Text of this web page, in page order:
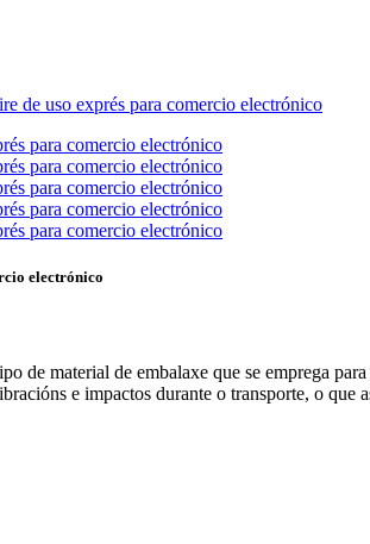
electrónico
de material de embalaxe que se emprega
e impactos durante o transporte, o